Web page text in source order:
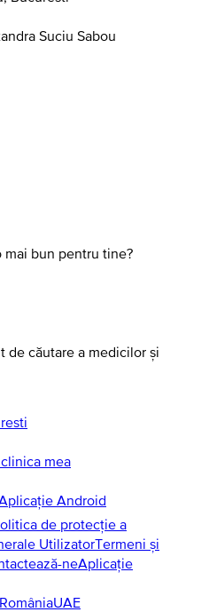
Suciu Sabou
bun pentru tine?
de căutare a medicilor și
mea
Android
de protecție a
UtilizatorTermeni și
neAplicație
RomâniaUAE